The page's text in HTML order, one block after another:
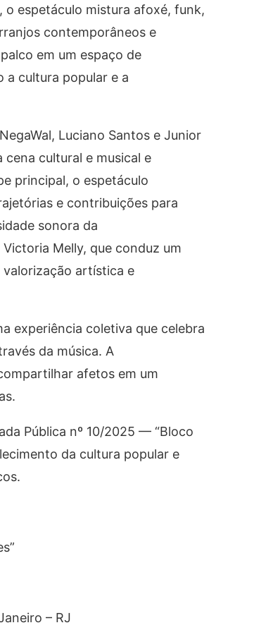
o espetáculo mistura afoxé, funk,
contemporâneos e
em um espaço de
cultura popular e a
Luciano Santos e Junior
cultural e musical e
principal, o espetáculo
e contribuições para
sonora da
Melly, que conduz um
artística e
experiência coletiva que celebra
da música. A
afetos em um
Pública nº 10/2025 — “Bloco
da cultura popular e
– RJ